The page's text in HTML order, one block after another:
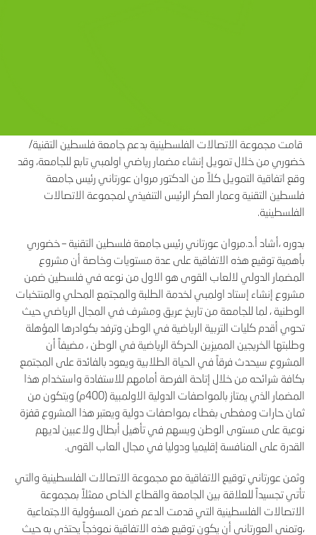
قامت مجموعة الاتصالات الفلسطينية بدعم جامعة فلسطين التقنية/
خضوري من خلال تمويل إنشاء مضمار رياضي اولمبي تابع للجامعة، وقد
وقع اتفاقية التمويل كلاً من الدكتور مروان عورتاني رئيس جامعة
فلسطين التقنية وعمار العكر الرئيس التنفيذي لمجموعة الاتصالات
الفلسطينية.
بدوره ،أشاد أ.د.مروان عورتاني رئيس جامعة فلسطين التقنية – خضوري
بأهمية توقيع هذه الاتفاقية على عدة مستويات وخاصة أن مشروع
المضمار الدولي لالعاب القوى هو الاول من نوعه في فلسطين ضمن
مشروع إنشاء إستاد اولمبي لخدمة الطلبة والمجتمع المحلي والمنتخبات
الوطنية ، لما للجامعة من تاريخ عريق ومشرف في المجال الرياضي حيث
تحوي أقدم كليات التربية الرياضية في الوطن وترفد بكوادرها المؤهلة
وطلبتها الخريجين المميزين الحركة الرياضية في الوطن ، مضيفاً أن
المشروع سيحدث فرقاً في الحياة الطلابية ويعود بالفائدة على المجتمع
بكافة شرائحه من خلال إتاحة الفرصة أمامهم للاستفادة واستخدام هذا
المضمار الذي يمتاز بالمواصفات الدولية الاولمبية (400م) ويتكون من
ثمان حارات ومغطى بغطاء بمواصفات دولية ويعتبر هذا المشروع قفزة
نوعية على مستوى الوطن ويسهم في تأهيل أبطال ولاعبين لديهم
القدرة على المنافسة إقليميا ودوليا في مجال العاب القوى.
وثمن عورتاني توقيع الاتفاقية مع مجموعة الاتصالات الفلسطينية والتي
تأتي تجسيداً للعلاقة بين الجامعة والقطاع الخاص ممثلاً بمجموعة
الاتصالات الفلسطينية التي قدمت الدعم ضمن المسؤولية الاجتماعية
،وتمنى العورتاني أن يكون توقيع هذه الاتفاقية نموذجاً يحتذى به حيث